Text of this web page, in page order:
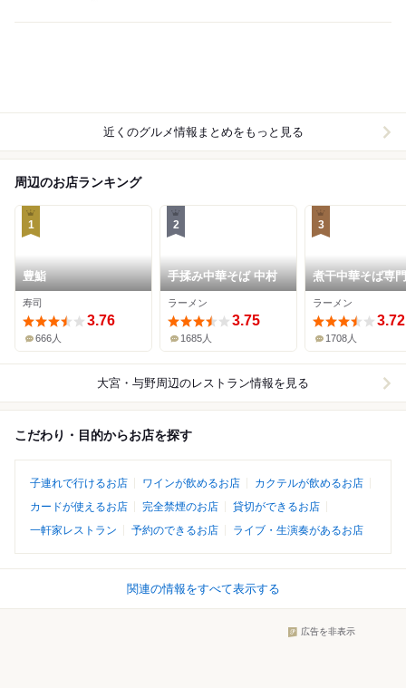
近くのグルメ情報まとめをもっと見る
周辺のお店ランキング
1
豊鮨
寿司
3.76
666人
2
手揉み中華そば 中村
ラーメン
3.75
1685人
3
煮干中華そば専
干丸
ラーメン
3.72
1708人
大宮・与野周辺のレストラン情報を見る
こだわり・目的からお店を探す
子連れで行けるお店 ワインが飲めるお店
カクテルが飲めるお店
カードが使えるお店
完全禁煙のお店
貸切ができるお店
一軒家レストラン
予約のできるお店 ライブ・生演奏があるお店
関連の情報をすべて表示する
広告を非表示